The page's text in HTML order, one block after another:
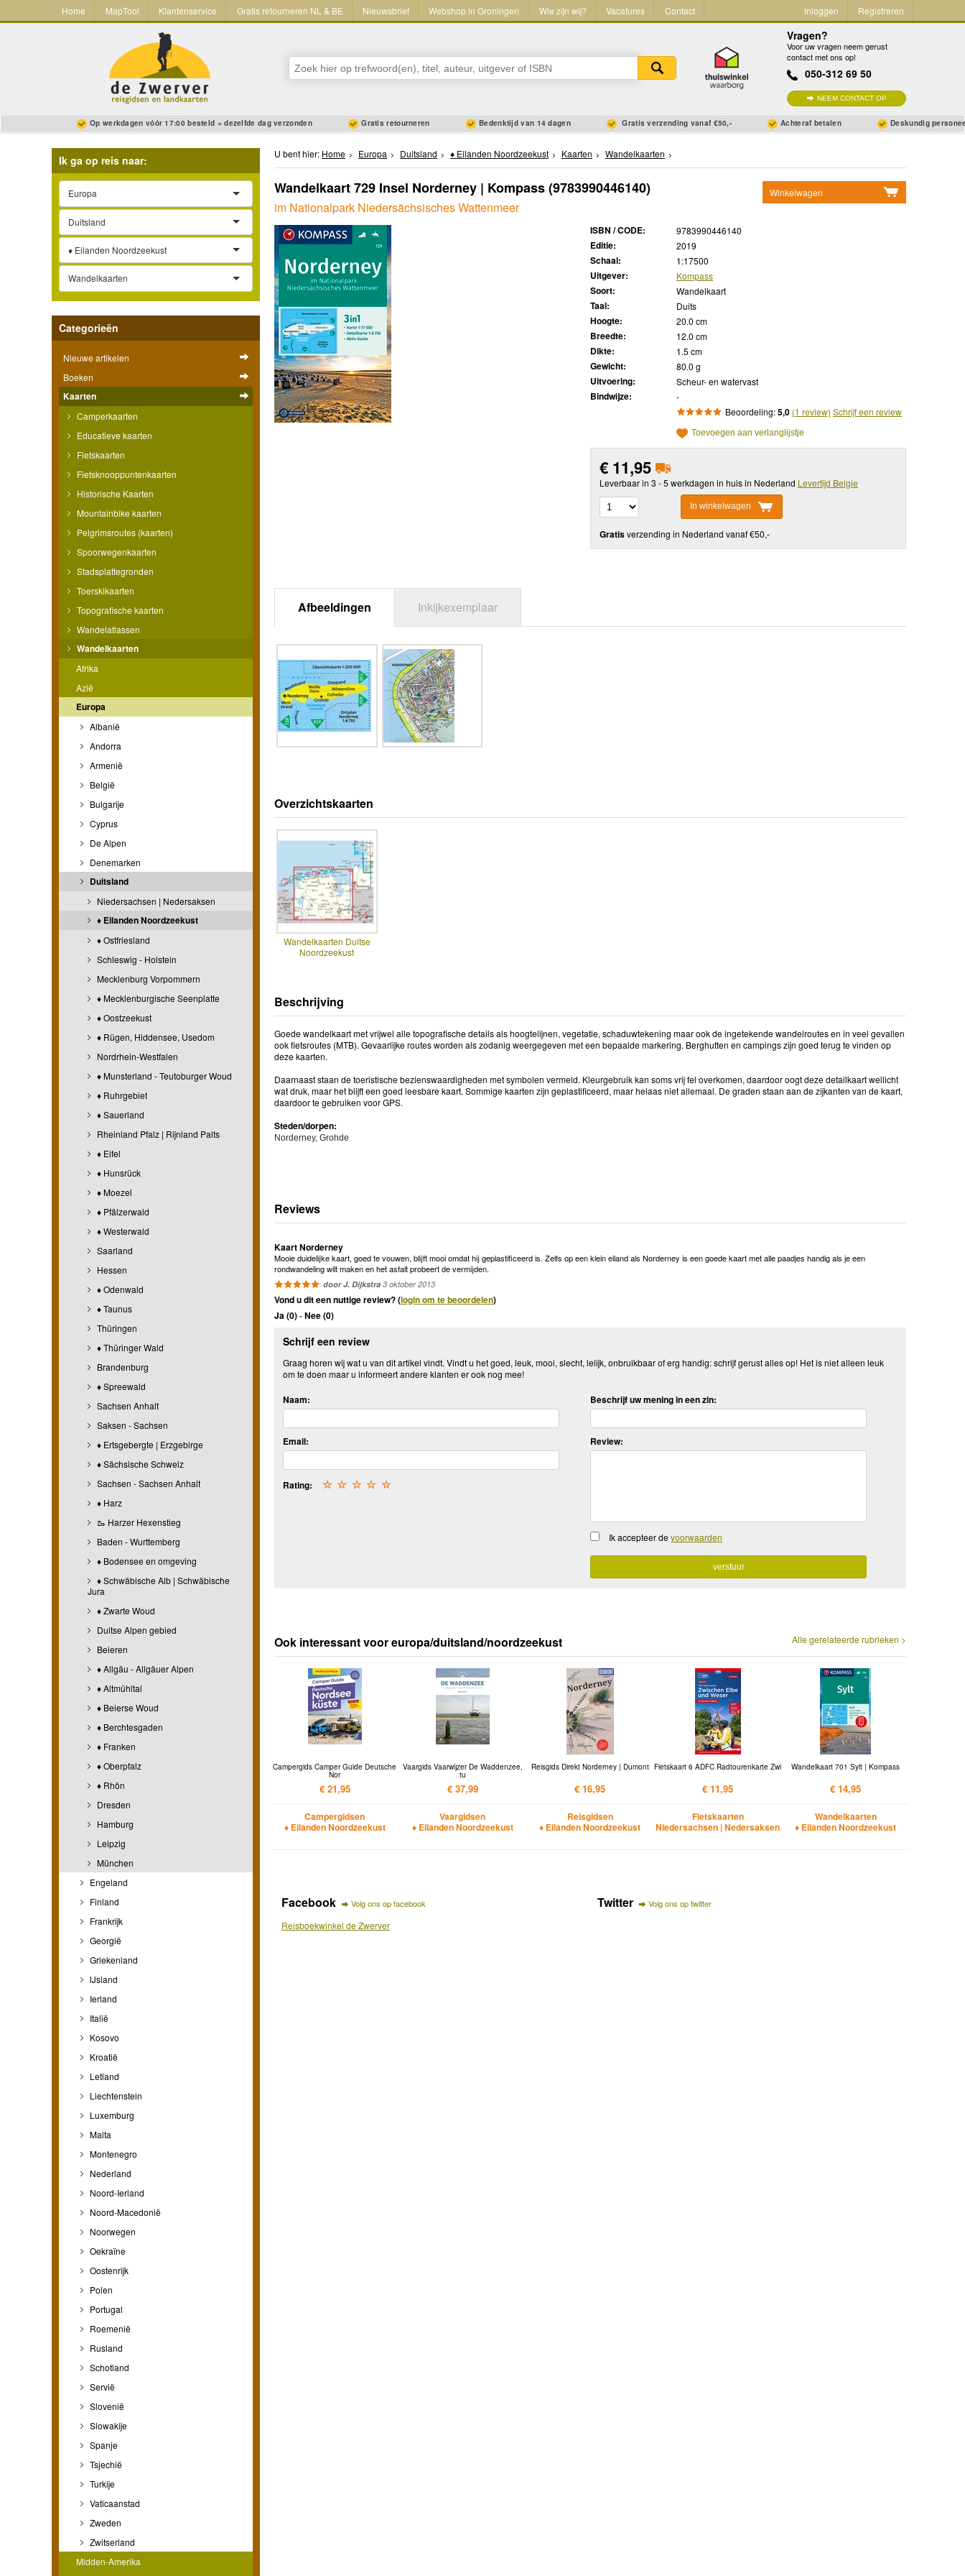
Home MapTool Klantenservice Gratis retourneren NL & BE Nieuwsbrief Webshop in Groningen Wie zijn wij? Vacatures Contact Inloggen Registreren
Vragen?
Voor uw vragen neem gerust
contact met ons op!
050-312 69 50
NEEM CONTACT OP
Op werkdagen vóór 17:00 besteld = dezelfde dag verzonden Gratis retourneren Bedenktijd van 14 dagen Gratis verzending vanaf €50,- Achteraf betalen Deskundig
Ik ga op reis naar:
Europa
Duitsland
♦ Eilanden Noordzeekust
Wandelkaarten
Categorieën
Nieuwe artikelen
Boeken
Kaarten
Camperkaarten
Educatieve kaarten
Fietskaarten
Fietsknooppuntenkaarten
Historische Kaarten
Mountainbike kaarten
Pelgrimsroutes (kaarten)
Spoorwegenkaarten
Stadsplattegronden
Toerskikaarten
Topografische kaarten
Wandelatlassen
Wandelkaarten
Afrika
Azië
Europa
Albanië
Andorra
Armenië
België
Bulgarije
Cyprus
De Alpen
Denemarken
Duitsland
Niedersachsen | Nedersaksen
♦ Eilanden Noordzeekust
♦ Ostfriesland
Schleswig - Holstein
Mecklenburg Vorpommern
♦ Mecklenburgische Seenplatte
♦ Oostzeekust
♦ Rügen, Hiddensee, Usedom
Nordrhein-Westfalen
♦ Munsterland - Teutoburger Woud
♦ Ruhrgebiet
♦ Sauerland
Rheinland Pfalz | Rijnland Palts
♦ Eifel
♦ Hunsrück
♦ Moezel
♦ Pfälzerwald
♦ Westerwald
Saarland
Hessen
♦ Odenwald
♦ Taunus
Thüringen
♦ Thüringer Wald
Brandenburg
♦ Spreewald
Sachsen Anhalt
Saksen - Sachsen
♦ Ertsgebergte | Erzgebirge
♦ Sächsische Schweiz
Sachsen - Sachsen Anhalt
♦ Harz
🥾 Harzer Hexenstieg
Baden - Wurttemberg
♦ Bodensee en omgeving
♦ Schwäbische Alb | Schwäbische
Jura
♦ Zwarte Woud
Duitse Alpen gebied
Beieren
♦ Allgäu - Allgäuer Alpen
♦ Altmühltal
♦ Beierse Woud
♦ Berchtesgaden
♦ Franken
♦ Oberpfalz
♦ Rhön
Dresden
Hamburg
Leipzig
München
Engeland
Finland
Frankrijk
Georgië
Griekenland
IJsland
Ierland
Italië
Kosovo
Kroatië
Letland
Liechtenstein
Luxemburg
Malta
Montenegro
Nederland
Noord-Ierland
Noord-Macedonië
Noorwegen
Oekraïne
Oostenrijk
Polen
Portugal
Roemenië
Rusland
Schotland
Servië
Slovenië
Slowakije
Spanje
Tsjechië
Turkije
Vaticaanstad
Zweden
Zwitserland
Midden-Amerika
U bent hier: Home Europa Duitsland ♦ Eilanden Noordzeekust Kaarten Wandelkaarten
Winkelwagen
Wandelkaart 729 Insel Norderney | Kompass(9783990446140)
im Nationalpark Niedersächsisches Wattenmeer
ISBN / CODE: 9783990446140
Editie: 2019
Schaal: 1:17500
Uitgever: Kompass
Soort: Wandelkaart
Taal: Duits
Hoogte: 20.0 cm
Breedte: 12.0 cm
Dikte: 1.5 cm
Gewicht: 80.0 g
Uitvoering: Scheur- en watervast
Bindwijze:
-
Beoordeling:5,0 (1 review) Schrijf een review
Toevoegen aan verlanglijstje
€ 11,95
Leverbaar in 3 - 5 werkdagen in huis in Nederland Levertijd Belgie
In winkelwagen
Gratisverzending in Nederland vanaf €50,-
Afbeeldingen Inkijkexemplaar
Overzichtskaarten
Wandelkaarten Duitse
Noordzeekust
Beschrijving
Goede wandelkaart met vrijwel alle topografische details als hoogtelijnen, vegetatie, schaduwtekening maar ook de ingetekende wandelroutes en in veel gevallen
ook fietsroutes (MTB). Gevaarlijke routes worden als zodanig weergegeven met een bepaalde markering. Berghutten en campings zijn goed terug te vinden op
deze kaarten.
Daarnaast staan de toeristische bezienswaardigheden met symbolen vermeld. Kleurgebruik kan soms vrij fel overkomen, daardoor oogt deze detailkaart wellicht
wat druk, maar het blijft een goed leesbare kaart. Sommige kaarten zijn geplastificeerd, maar helaas niet allemaal. De graden staan aan de zijkanten van de kaart,
daardoor te gebruiken voor GPS.
Steden/dorpen:
Norderney, Grohde
Reviews
Kaart Norderney
Mooie duidelijke kaart, goed te vouwen, blijft mooi omdat hij geplastificeerd is. Zelfs op een klein eiland als Norderney is een goede kaart met alle paadjes handig als je een
rondwandeling wilt maken en het asfalt probeert de vermijden.
door J. Dijkstra 3 oktober 2013
Vond u dit een nuttige review? (login om te beoordelen)
Ja (0)-Nee (0)
Schrijf een review
Graag horen wij wat u van dit artikel vindt. Vindt u het goed, leuk, mooi, slecht, lelijk, onbruikbaar of erg handig: schrijf gerust alles op! Het is niet alleen leuk
om te doen maar u informeert andere klanten er ook nog mee!
Naam:
Email:
Rating: ☆
☆
☆
☆
☆
Beschrijf uw mening in een zin:
Review:
Ik accepteer devoorwaarden
Alle gerelateerde rubrieken >
Ook interessant voor europa/duitsland/noordzeekust
Campergids Camper Guide Deutsche
Nor
€ 21,95
Campergidsen
♦ Eilanden Noordzeekust
Vaargids Vaarwijzer De Waddenzee,
tu
€ 37,99
Vaargidsen
♦ Eilanden Noordzeekust
Reisgids Direkt Norderney | Dumont
€ 16,95
Reisgidsen
♦ Eilanden Noordzeekust
Fietskaart 6 ADFC Radtourenkarte Zwi
€ 11,95
Fietskaarten
Niedersachsen | Nedersaksen
Wandelkaart 701 Sylt | Kompass
€ 14,95
Wandelkaarten
♦ Eilanden Noordzeekust
Facebook Volg ons op facebook
Reisboekwinkel de Zwerver
Twitter Volg ons op twitter